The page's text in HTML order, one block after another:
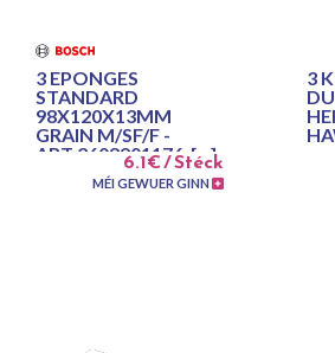
3 EPONGES
STANDARD
98X120X13MM
GRAIN M/SF/F -
ART.2608901176-[...]
6.1€ / Stéck
MÉI GEWUER GINN
3